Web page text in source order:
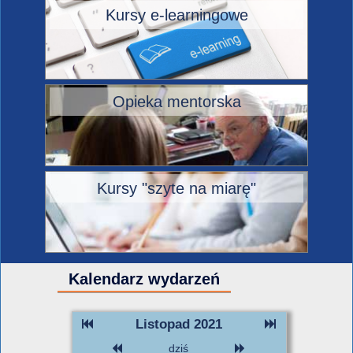
Kursy e-learningowe
Opieka mentorska
Kursy "szyte na miarę"
Kalendarz wydarzeń
Listopad 2021
dziś